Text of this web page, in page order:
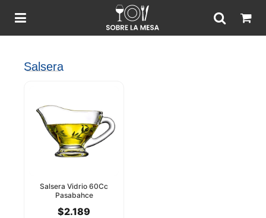
Salsera
Salsera Vidrio 60Cc
Pasabahce
$2.189